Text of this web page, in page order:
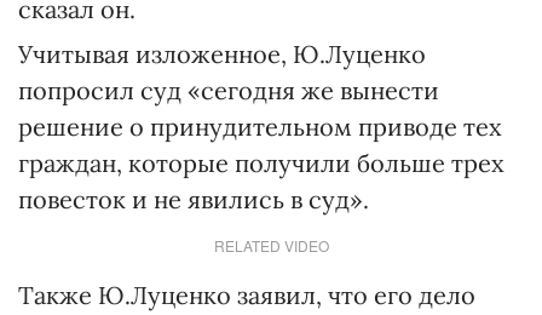
сказал он.
Учитывая изложенное, Ю.Луценко
попросил суд «сегодня же вынести
решение о принудительном приводе тех
граждан, которые получили больше трех
повесток и не явились в суд».
RELATED VIDEO
Также Ю.Луценко заявил, что его дело